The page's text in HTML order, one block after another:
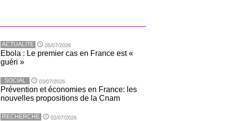
ACTUALITE 05/07/2026
Ebola : Le premier cas en France est «
guéri »
SOCIAL 03/07/2026
Prévention et économies en France: les
nouvelles propositions de la Cnam
RECHERCHE 02/07/2026